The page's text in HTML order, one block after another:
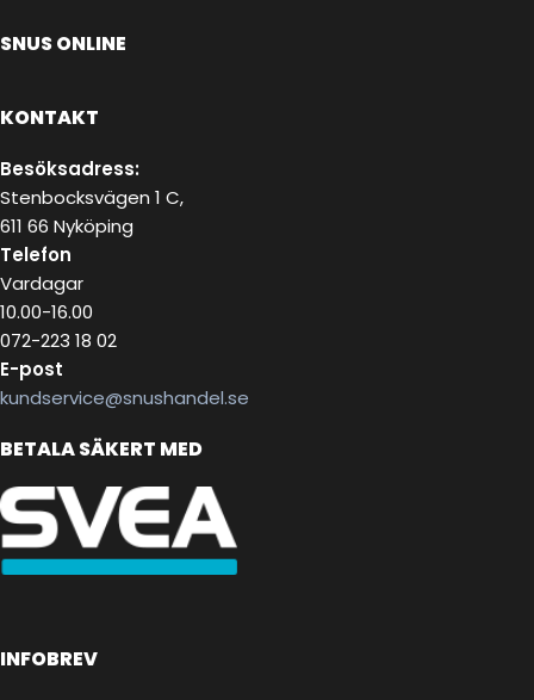
SNUS ONLINE
KONTAKT
Besöksadress:
Stenbocksvägen 1 C,
611 66 Nyköping
Telefon
Vardagar
10.00-16.00
072-223 18 02
E-post
kundservice@snushandel.se
BETALA SÄKERT MED
INFOBREV